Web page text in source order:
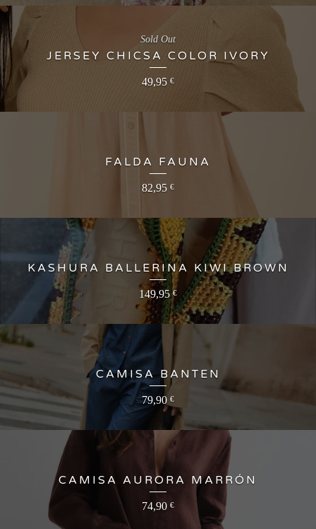
JERSEY CHICSA COLOR IVORY
49,95 €
Sold Out
FALDA FAUNA
82,95 €
KASHURA BALLERINA KIWI BROWN
149,95€
CAMISA BANTEN
79,90 €
CAMISA AURORA MARRÓN
74,90 €